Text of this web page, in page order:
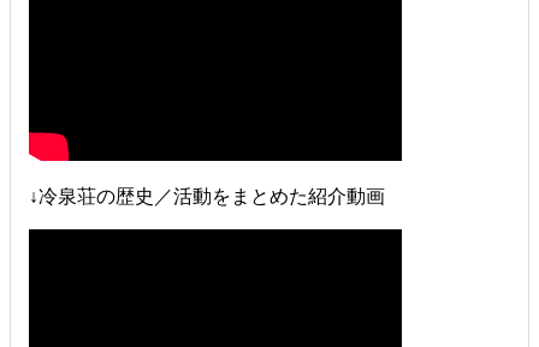
↓冷泉荘の歴史／活動をまとめた紹介動画